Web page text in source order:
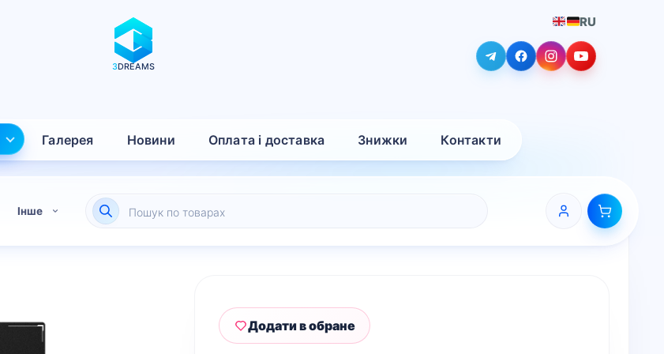
3DREAMS
Галерея Новини Оплата і доставка Знижки Контакти
RU
Інше Пошук
Додати в обране